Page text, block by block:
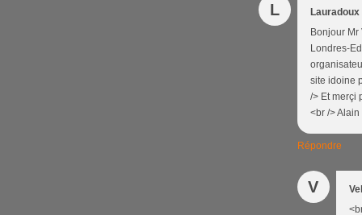
L
Bonjour
Londres-
site idoine
/> Et merçi
<br /> Alain
Répondre
V